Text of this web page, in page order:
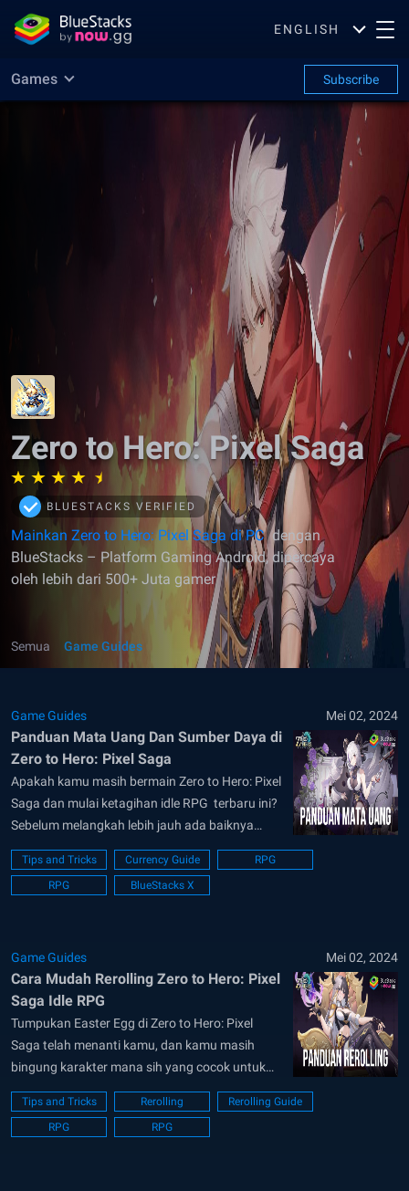
ENGLISH
Games Subscribe
Zero to Hero: Pixel Saga
BLUESTACKS VERIFIED
Mainkan Zero to Hero: Pixel Saga di PC dengan
BlueStacks – Platform Gaming Android, dipercaya
oleh lebih dari 500+ Juta gamer
Semua Game Guides
Game Guides Mei 02, 2024
Panduan Mata Uang Dan Sumber Daya di
Zero to Hero: Pixel Saga
Apakah kamu masih bermain Zero to Hero: Pixel
Saga dan mulai ketagihan idle RPG terbaru ini?
Sebelum melangkah lebih jauh ada baiknya
kamu membaca artikel mengenai mata uang
dan sumber daya yang khusus kami buat untuk
kamu ini. Dengan mengetahui jenis mata uang
Tips and Tricks Currency Guide
RPG
RPG
BlueStacks X
Game Guides Mei 02, 2024
Cara Mudah Rerolling Zero to Hero: Pixel
Saga Idle RPG
Tumpukan Easter Egg di Zero to Hero: Pixel
Saga telah menanti kamu, dan kamu masih
bingung karakter mana sih yang cocok untuk
kamu incar di idle RPG terbaru ini? Jangan
khawatir karena kami di Bluestacks akan
memandu kamu dalam mengetahui karakter
Tips and Tricks Rerolling
Rerolling Guide
RPG
RPG